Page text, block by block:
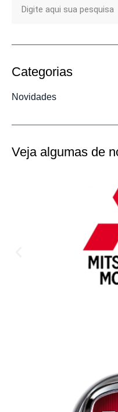
Categorias
Novidades
Veja algumas de